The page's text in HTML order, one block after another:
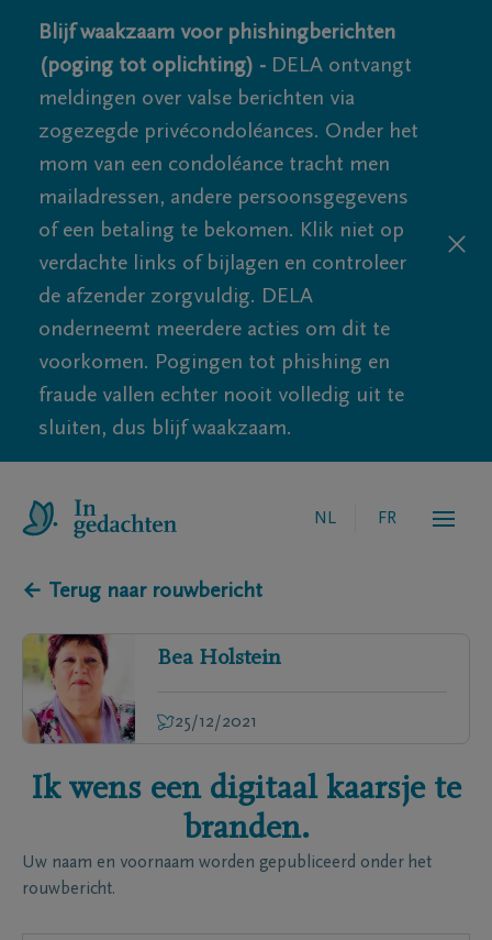
Blijf waakzaam voor phishingberichten
(poging tot oplichting) - DELA ontvangt
meldingen over valse berichten via
zogezegde privécondoléances. Onder het
mom van een condoléance tracht men
mailadressen, andere persoonsgegevens
of een betaling te bekomen. Klik niet op
verdachte links of bijlagen en controleer
de afzender zorgvuldig. DELA
onderneemt meerdere acties om dit te
voorkomen. Pogingen tot phishing en
fraude vallen echter nooit volledig uit te
sluiten, dus blijf waakzaam.
NL FR
← Terug naar rouwbericht
Bea Holstein
25/12/2021
Ik wens een digitaal kaarsje te
branden.
Uw naam en voornaam worden gepubliceerd onder het
rouwbericht.